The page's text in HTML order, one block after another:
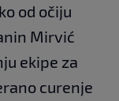
od očiju
Mirvić
ekipe za
curenje